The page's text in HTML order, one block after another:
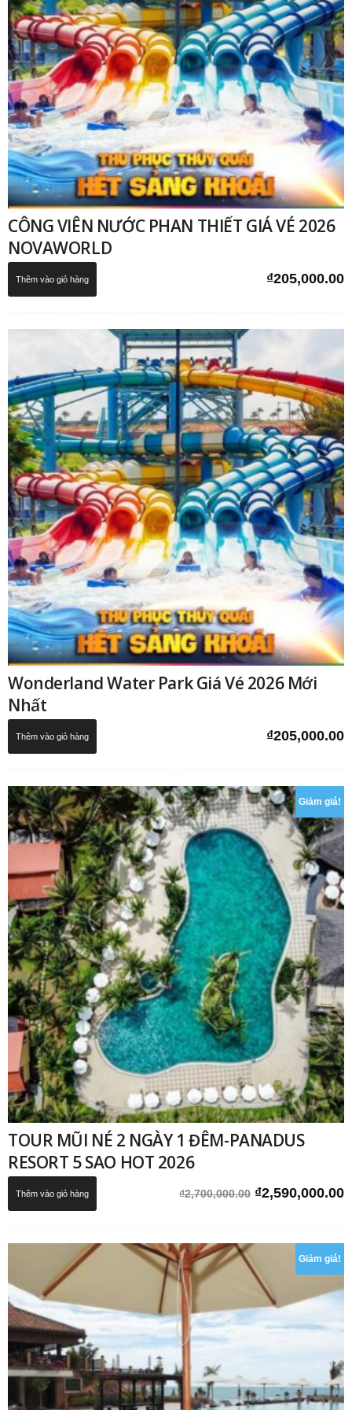
CÔNG VIÊN NƯỚC PHAN THIẾT GIÁ VÉ 2026
NOVAWORLD
₫205,000.00
Thêm vào giỏ hàng
Wonderland Water Park Giá Vé 2026 Mới
Nhất
₫205,000.00
Thêm vào giỏ hàng
Giảm giá!
TOUR MŨI NÉ 2 NGÀY 1 ĐÊM-PANADUS
RESORT 5 SAO HOT 2026
₫2,700,000.00 Giá
₫2,700,000.00.
₫2,590,000.00
Thêm vào giỏ hàng
Giảm giá!